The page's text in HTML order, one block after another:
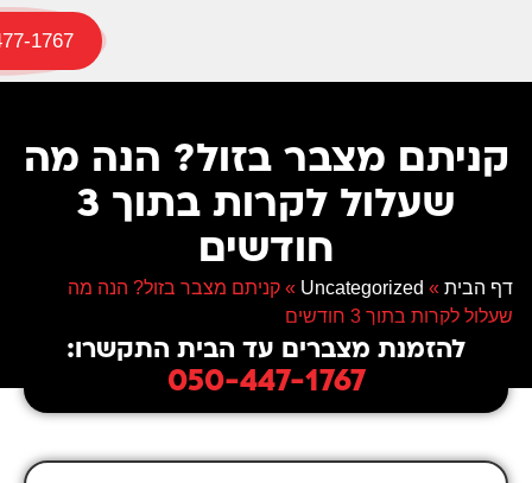
1767
קניתם מצבר בזול? הנה מה
שעלול לקרות בתוך 3
חודשים
דף הבית »
Uncategorized
» קניתם מצבר בזול? הנה מה
שעלול לקרות בתוך 3 חודשים
להזמנת מצברים עד הבית התקשרו:
050-447-1767